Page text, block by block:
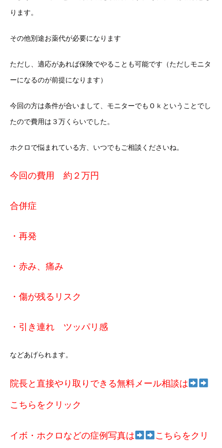
ります。
その他別途お薬代が必要になります
ただし、適応があれば保険でやることも可能です（ただしモニタ
ーになるのが前提になります）
今回の方は条件が合いまして、モニターでもＯｋということでし
たので費用は３万くらいでした。
ホクロで悩まれている方、いつでもご相談くださいね。
今回の費用 約２万円
合併症
・再発
・赤み、痛み
・傷が残るリスク
・引き連れ ツッパリ感
などあげられます。
院長と直接やり取りできる無料メール相談は
こちらをクリック
イボ・ホクロなどの症例写真は こちらをクリ